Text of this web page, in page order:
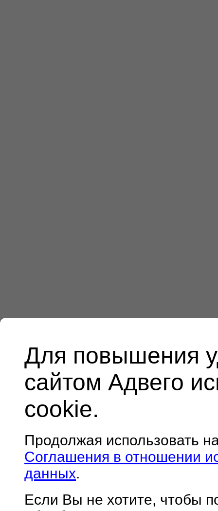
Для повышения
сайтом Адвего
cookie.
Продолжая использовать
Соглашения в отношении
данных.
Если Вы не хотите, чтобы